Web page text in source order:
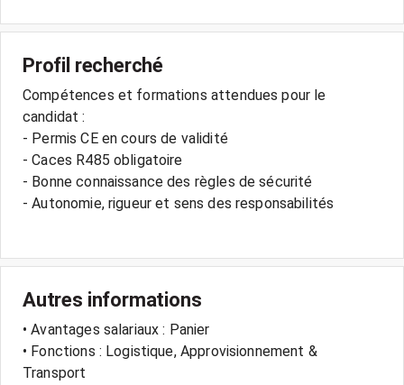
Profil recherché
Compétences et formations attendues pour le
candidat :
- Permis CE en cours de validité
- Caces R485 obligatoire
- Bonne connaissance des règles de sécurité
- Autonomie, rigueur et sens des responsabilités
Autres informations
• Avantages salariaux : Panier
• Fonctions : Logistique, Approvisionnement &
Transport